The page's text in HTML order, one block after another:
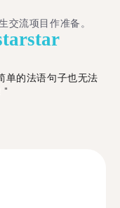
交流项目作准备。
star
单的法语句子也无法
"